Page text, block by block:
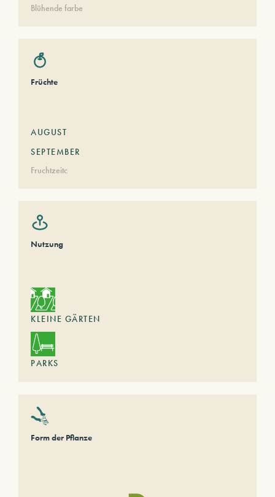
Blühende farbe
Früchte
AUGUST
SEPTEMBER
Fruchtzeitc
Nutzung
KLEINE GÄRTEN
PARKS
Form der Pflanze